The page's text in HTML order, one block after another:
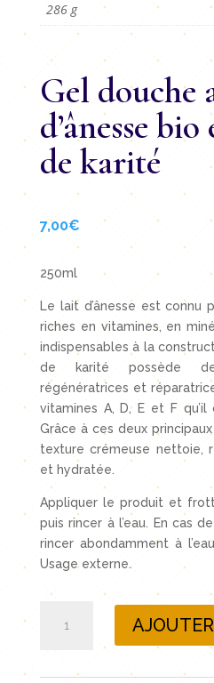
286 g
Gel douche
d’ânesse
de karité
7,00€
250ml
Le lait d’ânesse est connu
riches en vitamines, en
indispensables à la
de karité possède
régénératrices et
vitamines A, D, E et F
Grâce à ces deux
texture crémeuse nettoie,
et hydratée.
Appliquer le produit et
puis rincer à l’eau. En cas
rincer abondamment à
Usage externe.
Gel
douche